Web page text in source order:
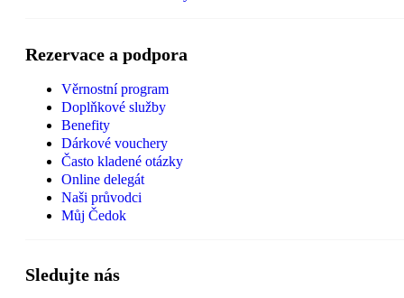
Rezervace a podpora
Věrnostní program
Doplňkové služby
Benefity
Dárkové vouchery
Často kladené otázky
Online delegát
Naši průvodci
Můj Čedok
Sledujte nás